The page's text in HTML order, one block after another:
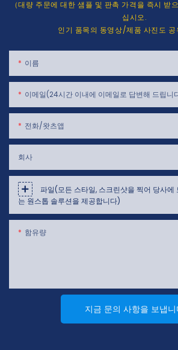
（대량 주문에 대한 샘플 및 판촉 가격을 즉시 받
십시오.
인기 품목의 동영상/제품 사진도 공
이름
이메일(24시간 이내에 이메일로 답변해 드립니
전화/왓츠앱
회사
파일(모든 스타일, 스크린샷을 찍어 당사에
는 원스톱 솔루션을 제공합니다)
함유량
지금 문의 사항을 보냅